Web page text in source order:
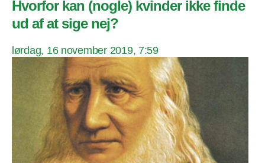
Hvorfor kan (nogle) kvinder ikke finde
ud af at sige nej?
lørdag, 16 november 2019, 7:59